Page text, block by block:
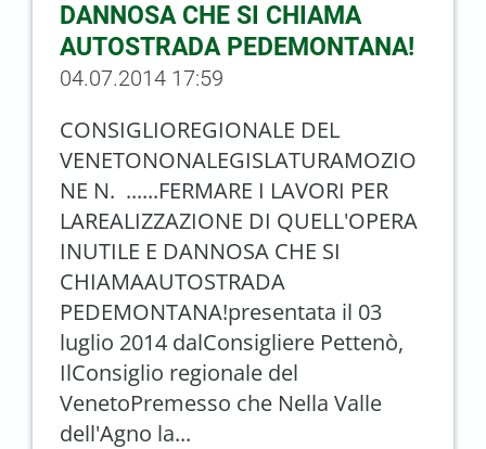
DANNOSA CHE SI CHIAMA
AUTOSTRADA PEDEMONTANA!
04.07.2014 17:59
CONSIGLIOREGIONALE DEL
VENETONONALEGISLATURAMOZIO
NE N. ......FERMARE I LAVORI PER
LAREALIZZAZIONE DI QUELL'OPERA
INUTILE E DANNOSA CHE SI
CHIAMAAUTOSTRADA
PEDEMONTANA!presentata il 03
luglio 2014 dalConsigliere Pettenò,
IlConsiglio regionale del
VenetoPremesso che Nella Valle
dell'Agno la...